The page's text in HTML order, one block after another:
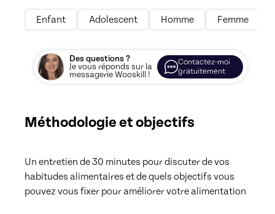
Enfant Adolescent Homme Femme
Des questions ?
Je vous réponds sur la
messagerie Wooskill !
Contactez-moi
gratuitement
Méthodologie et objectifs
Un entretien de 30 minutes pour discuter de vos
habitudes alimentaires et de quels objectifs vous
pouvez vous fixer pour améliorer votre alimentation